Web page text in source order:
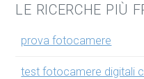
LE RICERCHE PIÙ
prova fotocamere
test fotocamere digitali